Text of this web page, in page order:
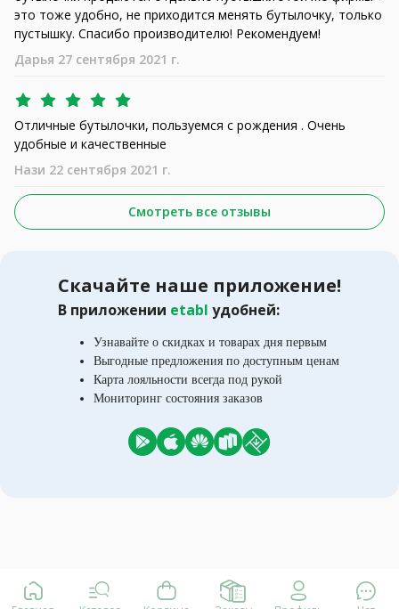
это тоже удобно, не приходится менять бутылочку, только
пустышку. Спасибо производителю! Рекомендуем!
Дарья 27 сентября 2021 г.
Отличные бутылочки, пользуемся с рождения . Очень
удобные и качественные
Нази 22 сентября 2021 г.
Смотреть все отзывы
Скачайте наше приложение!
В приложении etabl удобней:
Узнавайте о скидках и товарах дня первым
Выгодные предложения по доступным ценам
Карта лояльности всегда под рукой
Мониторинг состояния заказов